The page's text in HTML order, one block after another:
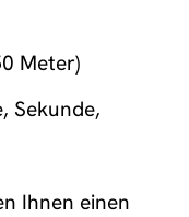
Meter)
Sekunde,
Ihnen einen